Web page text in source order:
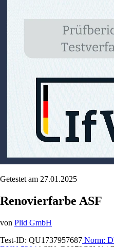
Getestet am 27.01.2025
Renovierfarbe ASF
von Plid GmbH
Test-ID: QU1737957687 Norm: